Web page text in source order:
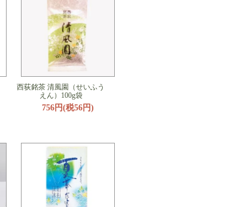
西荻銘茶 清風園（せいふう
えん）100g袋
756円(税56円)